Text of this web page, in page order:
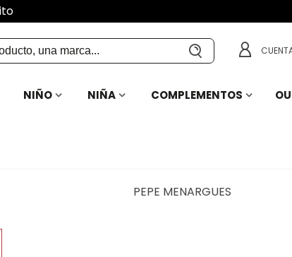
NIÑO NIÑA COMPLEMENTOS
PEPE MENARGUES